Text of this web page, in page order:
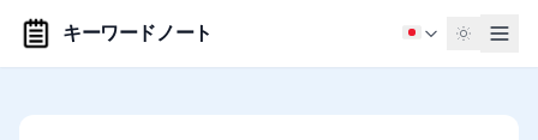
キーワードノート